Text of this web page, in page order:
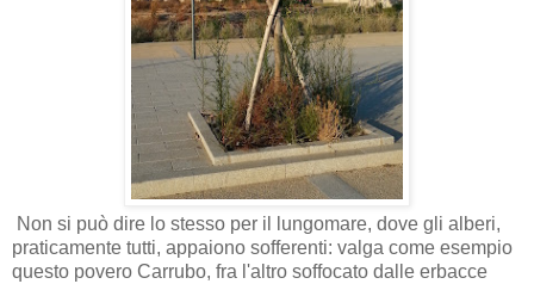
Non si può dire lo stesso per il lungomare, dove gli alberi,
praticamente tutti, appaiono sofferenti: valga come esempio
questo povero Carrubo, fra l'altro soffocato dalle erbacce